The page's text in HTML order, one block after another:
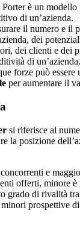
è un modello
di un’azienda.
il numero e il
dei
dei clienti e dei
di un’azienda.
forze può essere
per aumentare il
si riferisce al
la posizione
e
offerti, minore è
grado di rivalità
minori prospettive